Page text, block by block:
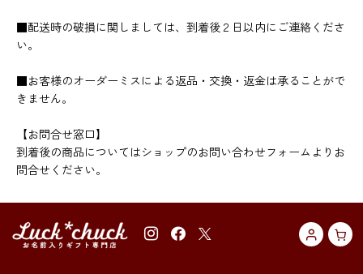
■配送時の破損に関しましては、到着後２日以内にご連絡くださ
い。
■お客様のオーダーミスによる返品・交換・返金は承ることがで
きません。
【お問合せ窓口】
到着後の商品についてはショップのお問い合わせフォームよりお
問合せください。